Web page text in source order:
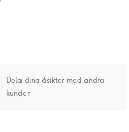
Dela dina åsikter med andra
kunder